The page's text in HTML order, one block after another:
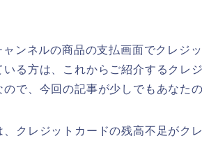
ンネルの商品の支払画面でクレジ
いる方は、これからご紹介するクレ
ので、今回の記事が少しでもあなた
、クレジットカードの残高不足がク